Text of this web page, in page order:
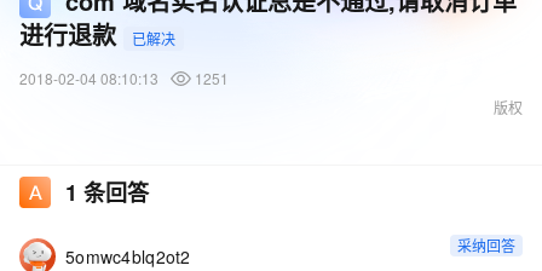
进行退款
已解决
2018-02-04 08:10:13
1251
版权
1 条回答
5omwc4blq2ot2 采纳回答